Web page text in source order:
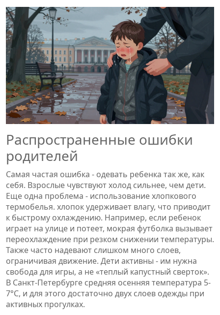
Распространенные ошибки
родителей
Самая частая ошибка - одевать ребенка так же, как
себя. Взрослые чувствуют холод сильнее, чем дети.
Еще одна проблема - использование хлопкового
термобелья. хлопокудерживает влагу, что приводит
к быстрому охлаждению. Например, если ребенок
играет на улице и потеет, мокрая футболка вызывает
переохлаждение при резком снижении температуры.
Также часто надевают слишком много слоев,
ограничивая движение. Дети активны - им нужна
свобода для игры, а не «теплый капустный сверток».
В Санкт-Петербурге средняя осенняя температура 5-
7°C, и для этого достаточно двух слоев одежды при
активных прогулках.